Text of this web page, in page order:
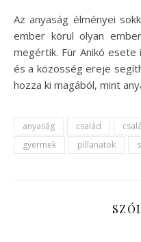
Az anyaság élményei
ember körül olyan
megértik. Für Anikó
és a közösség ereje
hozza ki magából, mint
anyaság család
gyermek
pillanatok